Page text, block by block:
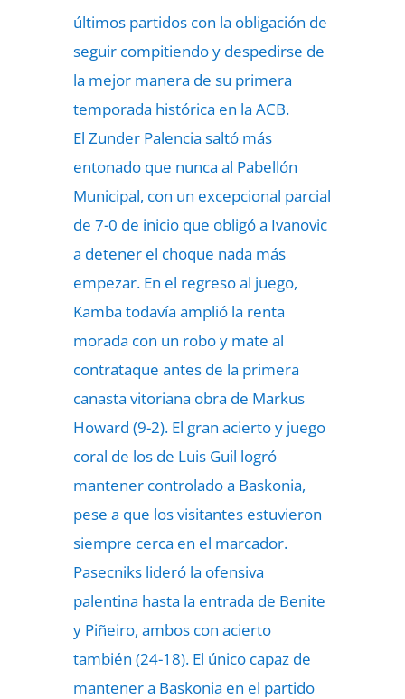
últimos partidos con la obligación de
seguir compitiendo y despedirse de
la mejor manera de su primera
temporada histórica en la ACB.
El Zunder Palencia saltó más
entonado que nunca al Pabellón
Municipal, con un excepcional parcial
de 7-0 de inicio que obligó a Ivanovic
a detener el choque nada más
empezar. En el regreso al juego,
Kamba todavía amplió la renta
morada con un robo y mate al
contrataque antes de la primera
canasta vitoriana obra de Markus
Howard (9-2). El gran acierto y juego
coral de los de Luis Guil logró
mantener controlado a Baskonia,
pese a que los visitantes estuvieron
siempre cerca en el marcador.
Pasecniks lideró la ofensiva
palentina hasta la entrada de Benite
y Piñeiro, ambos con acierto
también (24-18). El único capaz de
mantener a Baskonia en el partido